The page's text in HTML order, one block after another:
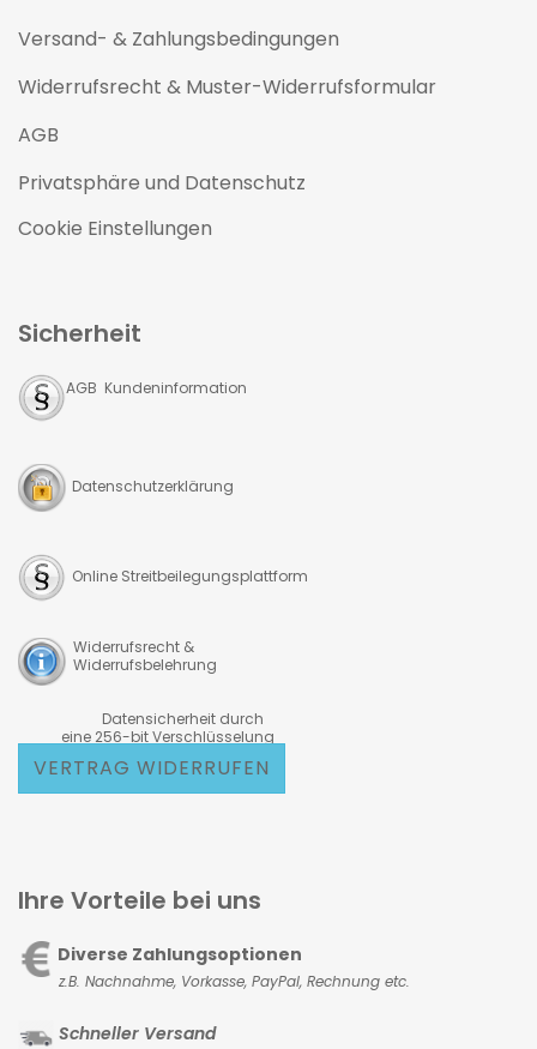
Versand- & Zahlungsbedingungen
Widerrufsrecht & Muster-Widerrufsformular
AGB
Privatsphäre und Datenschutz
Cookie Einstellungen
Sicherheit
AGB Kundeninformation
Datenschutzerklärung
Online Streitbeilegungsplattform
Widerrufsrecht &
Widerrufsbelehrung
Datensicherheit durch
eine 256-bit Verschlüsselung
VERTRAG WIDERRUFEN
Ihre Vorteile bei uns
Diverse Zahlungsoptionen
z.B. Nachnahme, Vorkasse, PayPal, Rechnung etc.
Schneller Versand